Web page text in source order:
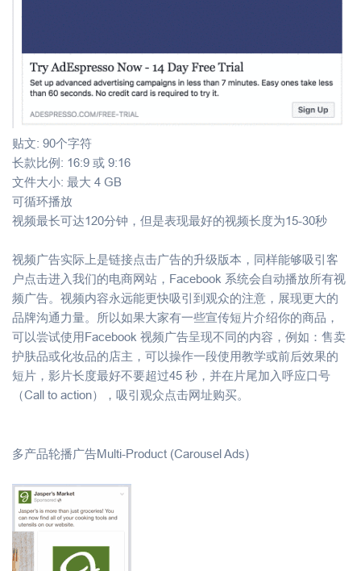
贴文: 90个字符
长款比例: 16:9 或 9:16
文件大小: 最大 4 GB
可循环播放
视频最长可达120分钟，但是表现最好的视频长度为15-30秒
视频广告实际上是链接点击广告的升级版本，同样能够吸引客
户点击进入我们的电商网站，Facebook 系统会自动播放所有视
频广告。视频内容永远能更快吸引到观众的注意，展现更大的
品牌沟通力量。所以如果大家有一些宣传短片介绍你的商品，
可以尝试使用Facebook 视频广告呈现不同的内容，例如：售卖
护肤品或化妆品的店主，可以操作一段使用教学或前后效果的
短片，影片长度最好不要超过45 秒，并在片尾加入呼应口号
（Call to action），吸引观众点击网址购买。
多产品轮播广告Multi-Product (Carousel Ads)